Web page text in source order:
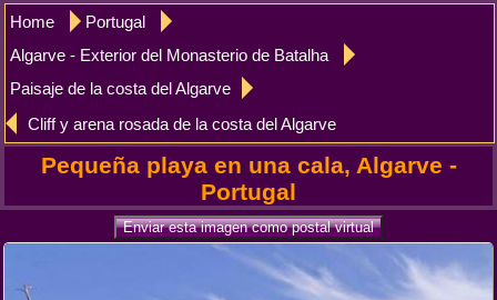
Home
Portugal
Algarve - Exterior del Monasterio de Batalha
Paisaje de la costa del Algarve
Cliff y arena rosada de la costa del Algarve
Pequeña playa en una cala, Algarve -
Portugal